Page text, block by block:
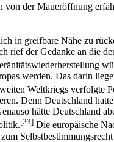
der Maueröffnung
in greifbare Nähe zu
der Gedanke an die
werden. Das darin
Weltkriegs
Denn Deutschland
hätte Deutschland
[23] Die europäische